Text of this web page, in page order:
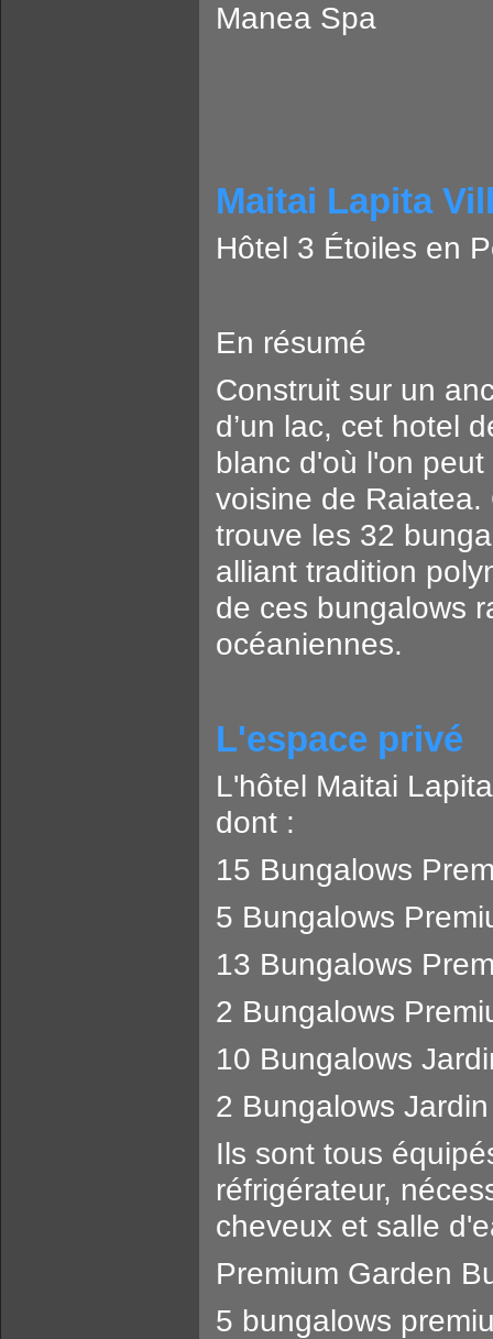
Manea Spa
Maitai Lapita
Hôtel 3 Étoiles en
En résumé
Construit sur un
d’un lac, cet hotel
blanc d'où l'on
voisine de
trouve les 32
alliant tradition
de ces bungalows
océaniennes.
L'espace privé
L'hôtel Maitai
dont :
15 Bungalows
5 Bungalows
13 Bungalows
2 Bungalows
10 Bungalows
2 Bungalows Jardin
Ils sont tous
réfrigérateur,
cheveux et salle
Premium Garden
5 bungalows